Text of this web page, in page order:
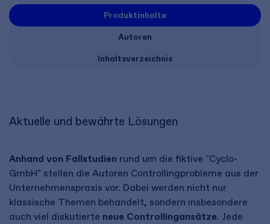
Produktinhalte
Autoren
Inhaltsverzeichnis
Aktuelle und bewährte Lösungen
Anhand von Fallstudien rund um die fiktive "Cyclo-
GmbH" stellen die Autoren Controllingprobleme aus der
Unternehmenspraxis vor. Dabei werden nicht nur
klassische Themen behandelt, sondern insbesondere
auch viel diskutierte neue Controllingansätze. Jede